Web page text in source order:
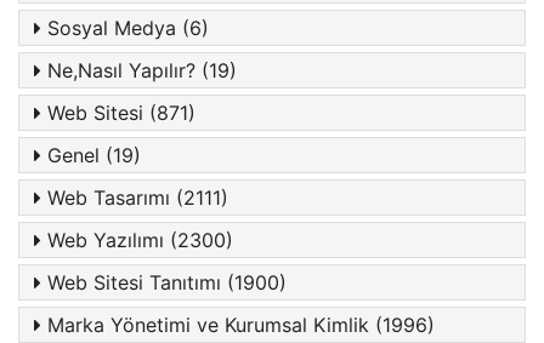
Sosyal Medya (6)
Ne,Nasıl Yapılır? (19)
Web Sitesi (871)
Genel (19)
Web Tasarımı (2111)
Web Yazılımı (2300)
Web Sitesi Tanıtımı (1900)
Marka Yönetimi ve Kurumsal Kimlik (1996)